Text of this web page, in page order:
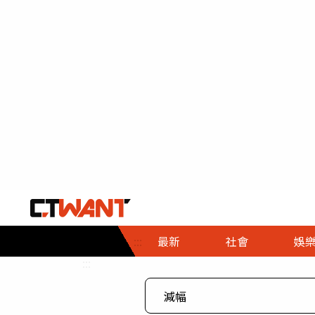
::: 最新 社會
社會首頁
時事
娛樂
娛樂首頁
即時
專題
財經首頁
熱線
３Ｃ
政